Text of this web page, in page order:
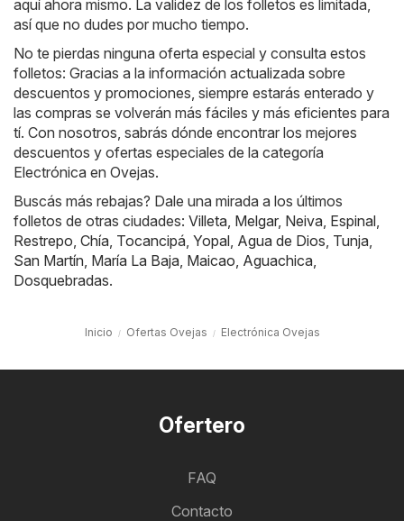
aquí ahora mismo. La validez de los folletos es limitada,
así que no dudes por mucho tiempo.
No te pierdas ninguna oferta especial y consulta estos
folletos: Gracias a la información actualizada sobre
descuentos y promociones, siempre estarás enterado y
las compras se volverán más fáciles y más eficientes para
tí. Con nosotros, sabrás dónde encontrar los mejores
descuentos y ofertas especiales de la categoría
Electrónica en Ovejas.
Buscás más rebajas? Dale una mirada a los últimos
folletos de otras ciudades: Villeta, Melgar, Neiva, Espinal,
Restrepo, Chía, Tocancipá, Yopal, Agua de Dios, Tunja,
San Martín, María La Baja, Maicao, Aguachica,
Dosquebradas.
Inicio Ofertas Ovejas Electrónica Ovejas
Ofertero
FAQ
Contacto